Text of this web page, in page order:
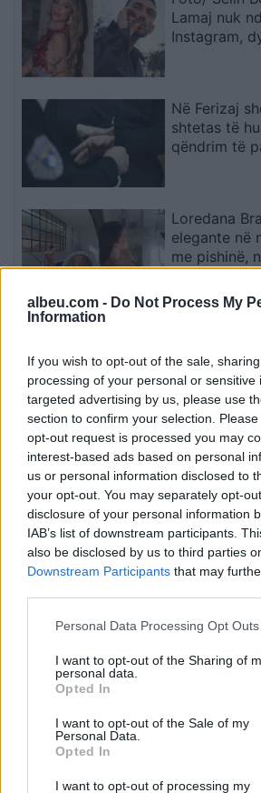
albeu.com - Do Not Process My
Information
If you wish to opt-out of the sale,
processing of your personal or sensitive
targeted advertising by us, please use
section to confirm your selection.
opt-out request is processed you may
interest-based ads based on personal
us or personal information disclosed to
your opt-out. You may separately opt-
disclosure of your personal information
IAB’s list of downstream participants.
also be disclosed by us to third parties
Downstream Participants that may
Personal Data Processing Opt Outs
I want to opt-out of the Sharing of
personal data.
Opted In
I want to opt-out of the Sale of my
Personal Data.
Opted In
I want to opt-out of processing my
Lamaj nuk
Instagram,
Në Ferizaj
shtetas të
qëndrim të
Loredana
elegante në
me pishinë,
e Kupës së